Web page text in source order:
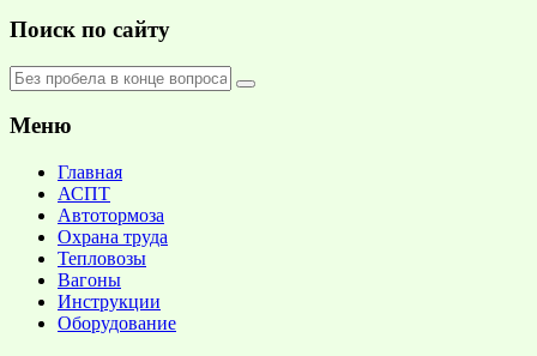
Поиск по сайту
Меню
Главная
АСПТ
Автотормоза
Охрана труда
Тепловозы
Вагоны
Инструкции
Оборудование